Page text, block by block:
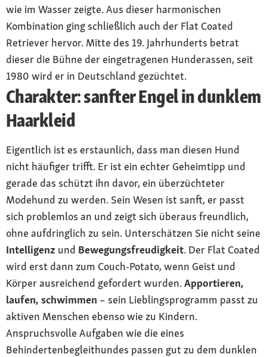
wie im Wasser zeigte. Aus dieser harmonischen
Kombination ging schließlich auch der Flat Coated
Retriever hervor. Mitte des 19. Jahrhunderts betrat
dieser die Bühne der eingetragenen Hunderassen, seit
1980 wird er in Deutschland gezüchtet.
Charakter: sanfter Engel in dunklem
Haarkleid
Eigentlich ist es erstaunlich, dass man diesen Hund
nicht häufiger trifft. Er ist ein echter Geheimtipp und
gerade das schützt ihn davor, ein überzüchteter
Modehund zu werden. Sein Wesen ist sanft, er passt
sich problemlos an und zeigt sich überaus freundlich,
ohne aufdringlich zu sein. Unterschätzen Sie nicht seine
Intelligenz und Bewegungsfreudigkeit. Der Flat Coated
wird erst dann zum Couch-Potato, wenn Geist und
Körper ausreichend gefordert wurden.Apportieren,
laufen, schwimmen – sein Lieblingsprogramm passt zu
aktiven Menschen ebenso wie zu Kindern.
Anspruchsvolle Aufgaben wie die eines
Behindertenbegleithundes passen gut zu dem dunklen